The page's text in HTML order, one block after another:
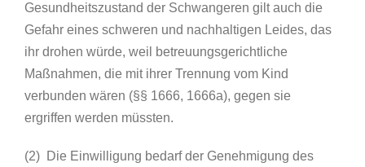
Gesundheitszustand der Schwangeren gilt auch die
Gefahr eines schweren und nachhaltigen Leides, das
ihr drohen würde, weil betreuungsgerichtliche
Maßnahmen, die mit ihrer Trennung vom Kind
verbunden wären (§§ 1666, 1666a), gegen sie
ergriffen werden müssten.
(2) Die Einwilligung bedarf der Genehmigung des